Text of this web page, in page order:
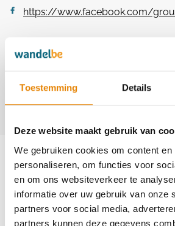
Toestemming Details
Deze website maakt gebruik van
We gebruiken cookies om content
personaliseren, om functies voor
en om ons websiteverkeer te
informatie over uw gebruik van onze
partners voor social media,
partners kunnen deze gegevens
Magda Elst
+32(0)487 68 03 50
desintjansstappers@gmail.com
Aankomende
club